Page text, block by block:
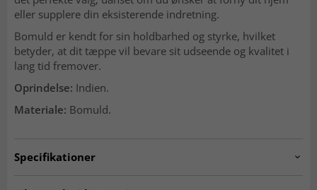
eller supplere din eksisterende indretning.
Bomuld er kendt for sin holdbarhed og styrke, hvilket
betyder, at dit tæppe vil bevare sit udseende og kvalitet i
lang tid fremover.
Oprindelse: Indien.
Materiale: Bomuld.
Specifikationer